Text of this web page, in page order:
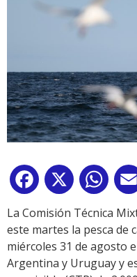
Facebook
X
La Comisión Técnica
este martes la pesca de
miércoles 31 de agosto
Argentina y Uruguay y